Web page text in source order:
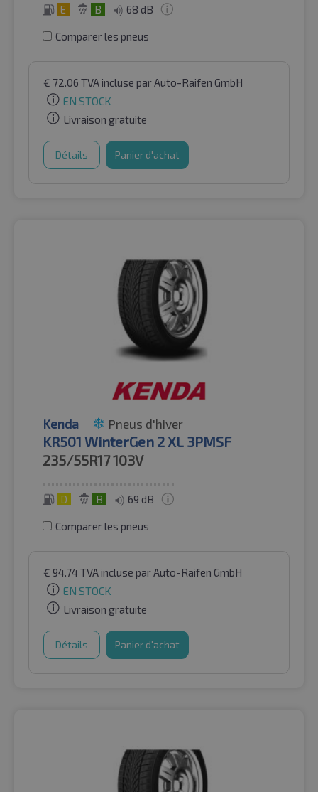
E B 68 dB
Comparer les pneus
€ 72.06 TVA incluse par Auto-Raifen GmbH
EN STOCK
Livraison gratuite
Détails Panier d'achat
Kenda Pneus d'hiver
KR501 WinterGen 2 XL 3PMSF
235/55R17103V
D B 69 dB
Comparer les pneus
€ 94.74TVA incluse par Auto-Raifen GmbH
EN STOCK
Livraison gratuite
Détails Panier d'achat